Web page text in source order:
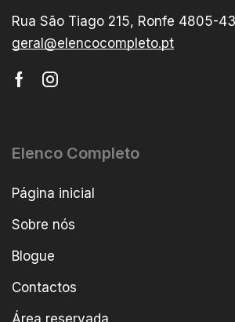
Rua São Tiago 215, Ronfe 4805-
geral@elencocompleto.pt
Elenco Completo
Página inicial
Sobre nós
Blogue
Contactos
Área reservada